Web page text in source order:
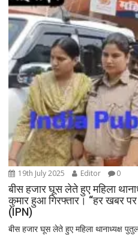
19th July 2025 Editor 0
बीस हजार घूस लेते हुए महिला
कुमार हुआ गिरफ्तार। “हर खबर
(IPN)
बीस हजार घूस लेते हुए महिला थानाध्यक्ष